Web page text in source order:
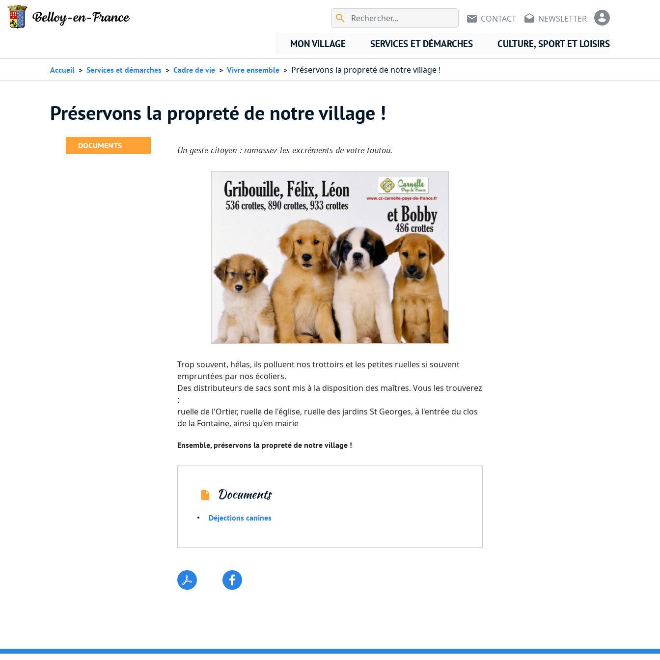
En-tête -
En-tête - Communication
CONTACT NEWSLETTER
MON VILLAGE SERVICES ET DÉMARCHES CULTURE, SPORT ET LOISIRS
Accueil Services et démarches Cadre de vie Vivre ensemble Préservons la propreté de notre village !
Préservons la propreté de notre village !
DOCUMENTS Un geste citoyen : ramassez les excréments de votre toutou.
Trop souvent, hélas, ils polluent nos trottoirs et les petites ruelles si souvent
empruntées par nos écoliers.
Des distributeurs de sacs sont mis à la disposition des maîtres. Vous les trouverez
:
ruelle de l'Ortier, ruelle de l'église, ruelle des jardins St Georges, à l'entrée du clos
de la Fontaine, ainsi qu'en mairie
Ensemble, préservons la propreté de notre village !
Documents
Déjections canines